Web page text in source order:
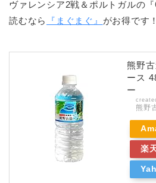
ヴァレンシア2戦＆ポルトガルの
読むなら
『まぐまぐ』 がお得です！
熊野
ース
ー
熊野
楽